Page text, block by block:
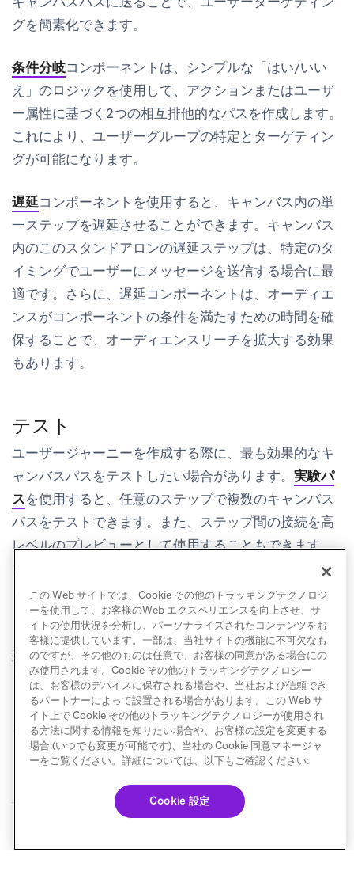
グを簡素化できます。
条件分岐コンポーネントは、シンプルな「はい/いい
え」のロジックを使用して、アクションまたはユーザ
ー属性に基づく2つの相互排他的なパスを作成します。
これにより、ユーザーグループの特定とターゲティン
グが可能になります。
遅延コンポーネントを使用すると、キャンバス内の単
一ステップを遅延させることができます。キャンバス
内のこのスタンドアロンの遅延ステップは、特定のタ
イミングでユーザーにメッセージを送信する場合に最
適です。さらに、遅延コンポーネントは、オーディエ
ンスがコンポーネントの条件を満たすための時間を確
保することで、オーディエンスリーチを拡大する効果
もあります。
テスト
ユーザージャーニーを作成する際に、最も効果的なキ
ャンバスパスをテストしたい場合があります。 実験パ
スを使用すると、任意のステップで複数のキャンバス
パスをテストできます。また、ステップ間の接続を高
レベルのプレビューとして使用することもできます。
オレンジ色の接続は、前のステップがユーザーを次の
ステップにすぐに進めることを示しています。
統合
ブランドのファーストパーティユーザーデータと同期
したいですか？FacebookおよびGoogleで利用可能な
オーディエンス同期オプションを活用しましょう。
© Braze. All Rights Reserved Privacy Policy
この Web サイトでは、Cookie その他のトラッキングテクノロジ
ーを使用して、お客様のWeb エクスペリエンスを向上させ、サ
イトの使用状況を分析し、パーソナライズされたコンテンツをお
客様に提供しています。一部は、当社サイトの機能に不可欠なも
のですが、その他のものは任意で、お客様の同意がある場合にの
み使用されます。Cookie その他のトラッキングテクノロジー
は、お客様のデバイスに保存される場合や、当社および信頼でき
るパートナーによって設置される場合があります。この Web サ
イト上で Cookie その他のトラッキングテクノロジーが使用され
る方法に関する情報を知りたい場合や、お客様の設定を変更する
場合 (いつでも変更が可能です)、当社の Cookie 同意マネージャ
ーをご覧ください。詳細については、以下もご確認ください:
Cookie 設定